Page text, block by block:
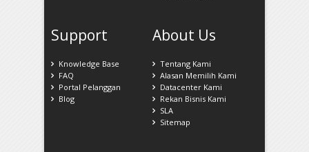
Support
Knowledge Base
FAQ
Portal Pelanggan
Blog
About Us
Tentang Kami
Alasan Memilih Kami
Datacenter Kami
Rekan Bisnis Kami
SLA
Sitemap